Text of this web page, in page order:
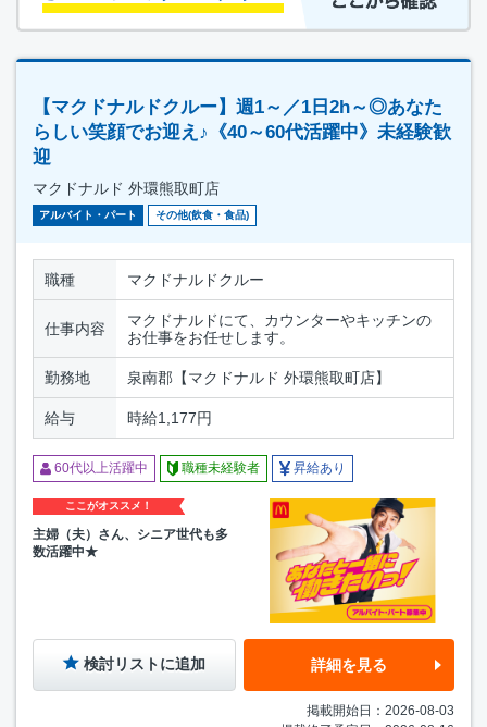
【マクドナルドクルー】週1～／1日2h～◎あなた
らしい笑顔でお迎え♪《40～60代活躍中》未経験歓
迎
マクドナルド 外環熊取町店
アルバイト・パート その他(飲食・食品)
職種 マクドナルドクルー
仕事内容
マクドナルドにて、カウンターやキッチンの
お仕事をお任せします。
勤務地 泉南郡【マクドナルド 外環熊取町店】
給与 時給1,177円
60代以上活躍中 職種未経験者 昇給あり
ここがオススメ！
主婦（夫）さん、シニア世代も多
数活躍中★
検討リストに追加 詳細を見る
掲載開始日：2026-08-03